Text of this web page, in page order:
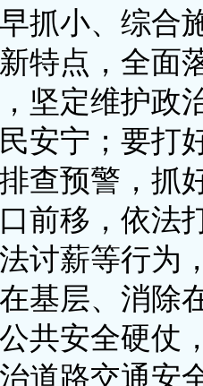
抓小、综合
特点，全面
坚定维护政
安宁；要打
查预警，抓
前移，依法
讨薪等行为
基层、消除
共安全硬仗
道路交通安